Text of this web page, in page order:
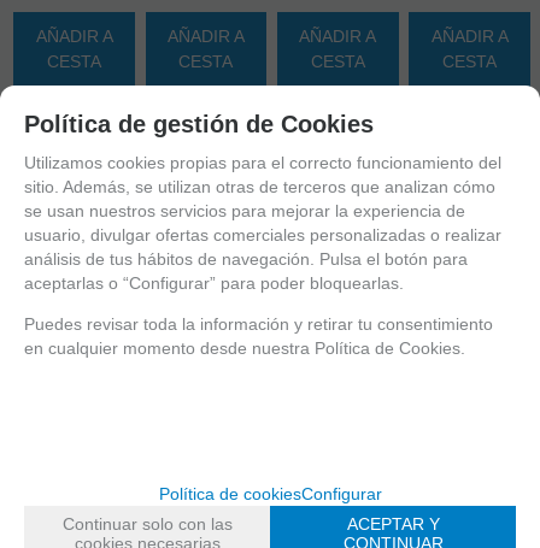
AÑADIR A
CESTA
AÑADIR A
CESTA
AÑADIR A
CESTA
AÑADIR A
CESTA
MANTECA
CUERPO
90410002
ROLL-ON
PARFUME
90110001
LOCION DE
CUERPO
Política de gestión de Cookies
Utilizamos cookies propias para el correcto funcionamiento del
sitio. Además, se utilizan otras de terceros que analizan cómo
se usan nuestros servicios para mejorar la experiencia de
usuario, divulgar ofertas comerciales personalizadas o realizar
análisis de tus hábitos de navegación. Pulsa el botón para
aceptarlas o “Configurar” para poder bloquearlas.
Puedes revisar toda la información y retirar tu consentimiento
en cualquier momento desde nuestra Política de Cookies.
Política de cookiesConfigurar
Continuar solo con las
cookies necesarias
ACEPTAR Y
CONTINUAR